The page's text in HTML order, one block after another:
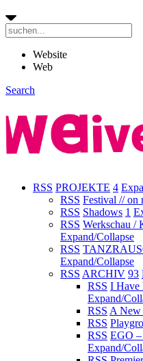
Website
Web
Search
RSS PROJEKTE 4
RSS Festival // on
RSS Shadows 1
RSS Werkschau /
Expand/Collapse
RSS
Expand/Collapse
RSS ARCHIV 93
RSS I Have
Expand/
RSS A New
RSS
RSS EGO
Expand/